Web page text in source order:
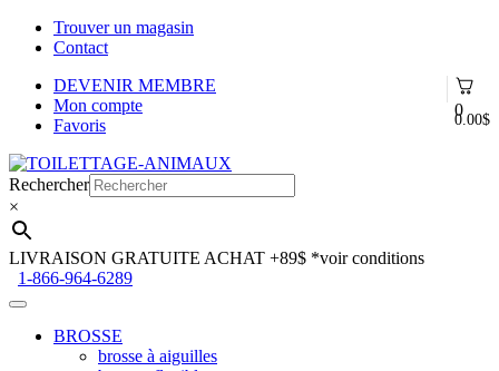
Trouver un magasin
Contact
0
0.00$
DEVENIR MEMBRE
Mon compte
Favoris
Aller
à
la
navigation
Aller
au
contenu
Rechercher
×
LIVRAISON GRATUITE ACHAT +89$ *voir conditions
1-866-964-6289
BROSSE
brosse à aiguilles